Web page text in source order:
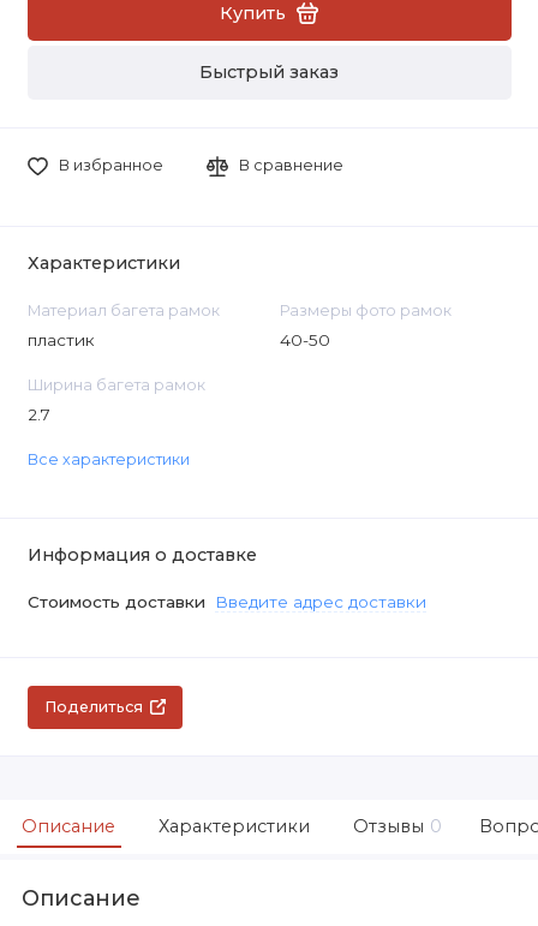
Купить
Быстрый заказ
В избранное В сравнение
Характеристики
Материал багета рамок
пластик
Размеры фото рамок
40-50
Ширина багета рамок
2.7
Все характеристики
Информация о доставке
Стоимость доставки Введите адрес доставки
Поделиться
Описание Характеристики Отзывы 0
Описание